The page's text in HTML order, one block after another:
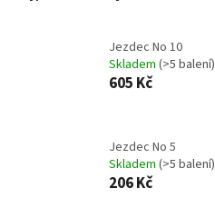
Jezdec No 10
Skladem (>5 balení)
605 Kč
Jezdec No 5
Skladem (>5 balení)
206 Kč